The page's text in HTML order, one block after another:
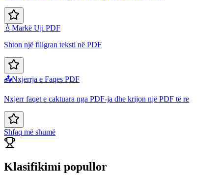
💧 Markë Uji PDF
Shton një filigran teksti në PDF
📤Nxjerrja e Faqes PDF
Nxjerr faqet e caktuara nga PDF-ja dhe krijon një PDF të re
Shfaq më shumë
Klasifikimi popullor